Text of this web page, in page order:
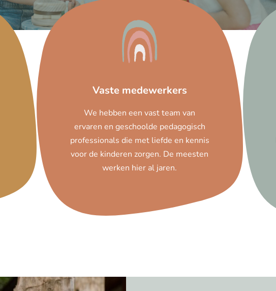
Vaste medewerkers
We hebben een vast team van
ervaren en geschoolde pedagogisch
professionals die met liefde en kennis
voor de kinderen zorgen. De meesten
werken hier al jaren.